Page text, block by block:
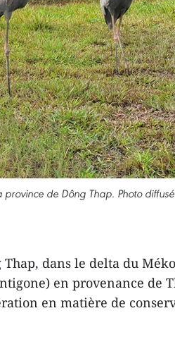
de Dông Thap. Photo
dans le delta du
en provenance de
en matière de